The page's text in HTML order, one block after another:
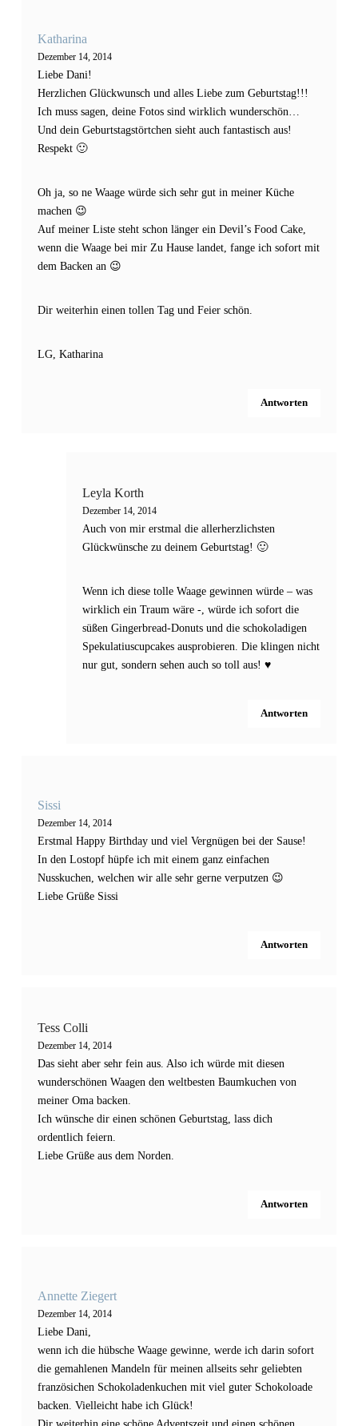
Katharina
Dezember 14, 2014
Liebe Dani!
Herzlichen Glückwunsch und alles Liebe zum Geburtstag!!!
Ich muss sagen, deine Fotos sind wirklich wunderschön…
Und dein Geburtstagstörtchen sieht auch fantastisch aus!
Respekt 🙂
Oh ja, so ne Waage würde sich sehr gut in meiner Küche
machen 😉
Auf meiner Liste steht schon länger ein Devil’s Food Cake,
wenn die Waage bei mir Zu Hause landet, fange ich sofort mit
dem Backen an 😉
Dir weiterhin einen tollen Tag und Feier schön.
LG, Katharina
Antworten
Leyla Korth
Dezember 14, 2014
Auch von mir erstmal die allerherzlichsten
Glückwünsche zu deinem Geburtstag! 🙂
Wenn ich diese tolle Waage gewinnen würde – was
wirklich ein Traum wäre -, würde ich sofort die
süßen Gingerbread-Donuts und die schokoladigen
Spekulatiuscupcakes ausprobieren. Die klingen nicht
nur gut, sondern sehen auch so toll aus! ♥
Antworten
Sissi
Dezember 14, 2014
Erstmal Happy Birthday und viel Vergnügen bei der Sause!
In den Lostopf hüpfe ich mit einem ganz einfachen
Nusskuchen, welchen wir alle sehr gerne verputzen 😉
Liebe Grüße Sissi
Antworten
Tess Colli
Dezember 14, 2014
Das sieht aber sehr fein aus. Also ich würde mit diesen
wunderschönen Waagen den weltbesten Baumkuchen von
meiner Oma backen.
Ich wünsche dir einen schönen Geburtstag, lass dich
ordentlich feiern.
Liebe Grüße aus dem Norden.
Antworten
Annette Ziegert
Dezember 14, 2014
Liebe Dani,
wenn ich die hübsche Waage gewinne, werde ich darin sofort
die gemahlenen Mandeln für meinen allseits sehr geliebten
französichen Schokoladenkuchen mit viel guter Schokoloade
backen. Vielleicht habe ich Glück!